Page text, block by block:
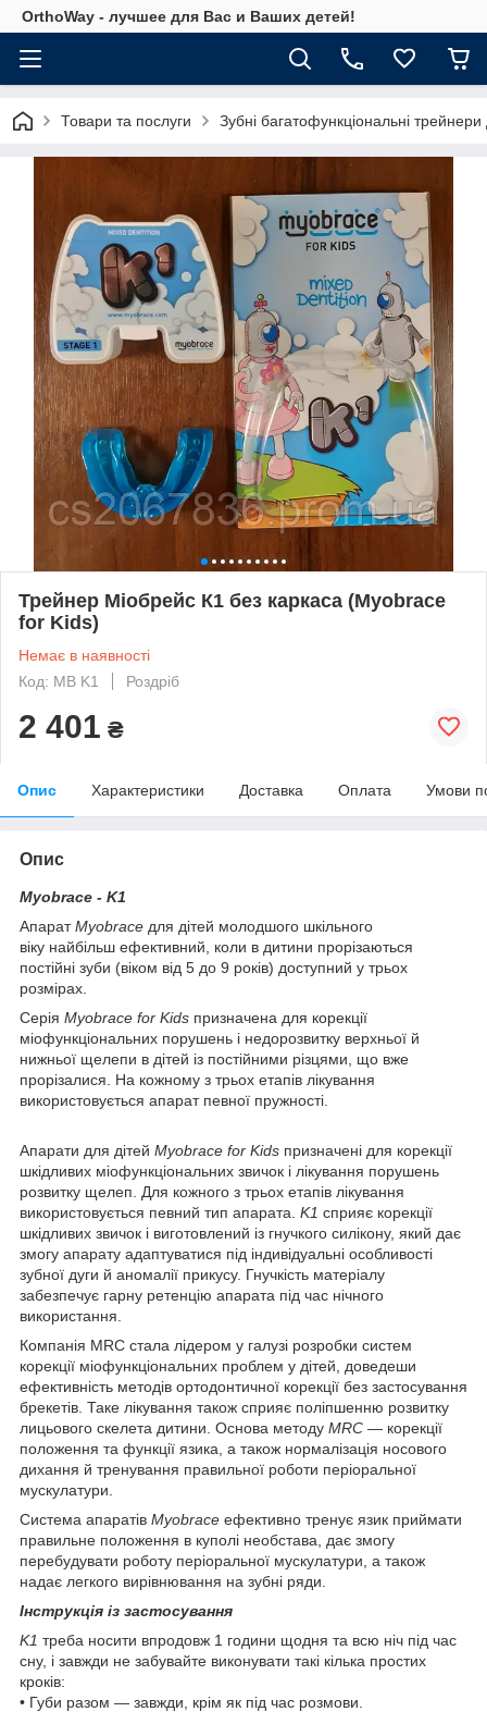
OrthoWay - лучшее для Вас и Ваших детей!
Товари та послуги Зубні багатофункціональні
Трейнер Міобрейс К1 без каркаса (Myobrace
for Kids)
Немає в наявності
Код: MB K1
Роздріб
2 401 ₴
Опис Характеристики Доставка Оплата Умови
Опис
Myobrace - K1
АпаратMyobrace для дітей молодшого шкільного
віку найбільш ефективний, коли в дитини прорізаються
постійні зуби (віком від 5 до 9 років) доступний у трьох
розмірах.
Серія Myobrace for Kids призначена для корекції
міофункціональних порушень і недорозвитку верхньої й
нижньої щелепи в дітей із постійними різцями, що вже
прорізалися. На кожному з трьох етапів лікування
використовується апарат певної пружності.
Апарати для дітей Myobrace for Kids призначені для корекції
шкідливих міофункціональних звичок і лікування порушень
розвитку щелеп. Для кожного з трьох етапів лікування
використовується певний тип апарата. K1 сприяє корекції
шкідливих звичок і виготовлений із гнучкого силікону, який дає
змогу апарату адаптуватися під індивідуальні особливості
зубної дуги й аномалії прикусу. Гнучкість матеріалу
забезпечує гарну ретенцію апарата під час нічного
використання.
Компанія MRC стала лідером у галузі розробки систем
корекції міофункціональних проблем у дітей, доведеши
ефективність методів ортодонтичної корекції без застосування
брекетів. Таке лікування також сприяє поліпшенню розвитку
лицьового скелета дитини. Основа методу MRC — корекції
положення та функції язика, а також нормалізація носового
дихання й тренування правильної роботи періоральної
мускулатури.
Система апаратів Myobrace ефективно тренує язик приймати
правильне положення в куполі необстава, дає змогу
перебудувати роботу періоральної мускулатури, а також
надає легкого вирівнювання на зубні ряди.
Інструкція із застосування
K1 треба носити впродовж 1 години щодня та всю ніч під час
сну, і завжди не забувайте виконувати такі кілька простих
кроків:
• Губи разом — завжди, крім як під час розмови.